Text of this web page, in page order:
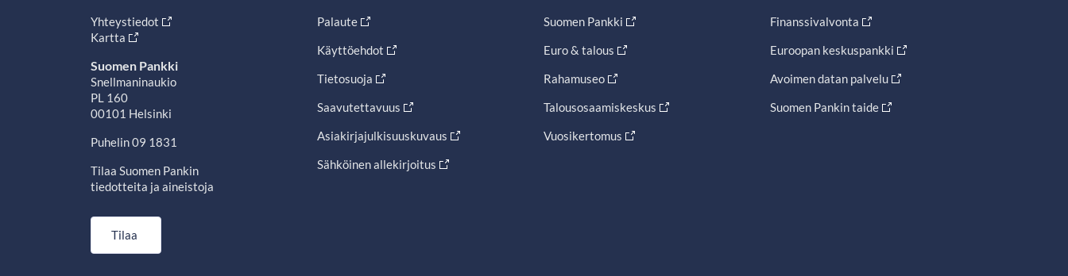
Yhteystiedot
Kartta
Suomen Pankki
Snellmaninaukio
PL 160
00101 Helsinki
Puhelin 09 1831
Tilaa Suomen Pankin
tiedotteita ja aineistoja
Tilaa
Palaute
Käyttöehdot
Tietosuoja
Saavutettavuus
Asiakirjajulkisuuskuvaus
Sähköinen allekirjoitus
Suomen Pankki
Euro & talous
Rahamuseo
Talousosaamiskeskus
Vuosikertomus
Finanssivalvonta
Euroopan keskuspankki
Avoimen datan palvelu
Suomen Pankin taide